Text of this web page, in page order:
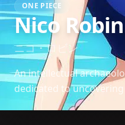
ONE PIECE
Nico Robin
ニコ・ロビン
An intellectual
dedicated to